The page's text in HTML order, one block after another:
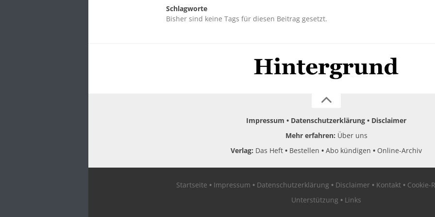
Schlagworte
Bisher sind keine Tags für diesen Beitrag gesetzt.
Impressum Datenschutzerklärung
Disclaimer
Mehr erfahren: Über uns
Verlag: Das Heft Bestellen Abo kündigen Online-Archiv
Startseite Impressum Datenschutzerklärung Disclaimer Kontakt
Cookie-
Unterstützung
Links